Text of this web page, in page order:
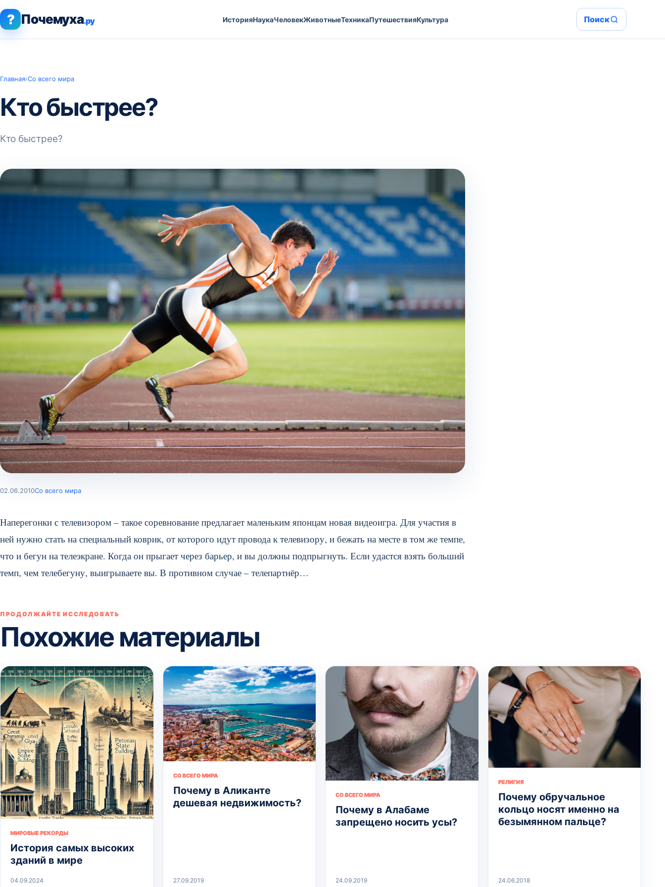
? Почемуха.ру ИсторияНаукаЧеловекЖивотныеТехникаПутешествияКультура Поиск
Главная›Со всего мира
Кто быстрее?
Кто быстрее?
02.06.2010Со всего мира
Наперегонки с телевизором – такое соревнование предлагает маленьким японцам новая видеоигра. Для участия в
ней нужно стать на специальный коврик, от которого идут провода к телевизору, и бежать на месте в том же темпе,
что и бегун на телеэкране. Когда он прыгает через барьер, и вы должны подпрыгнуть. Если удастся взять больший
темп, чем телебегуну, выигрываете вы. В противном случае – телепартнёр…
ПРОДОЛЖАЙТЕ ИССЛЕДОВАТЬ
Похожие материалы
МИРОВЫЕ РЕКОРДЫ
История самых высоких
зданий в мире
04.09.2024
СО ВСЕГО МИРА
Почему в Аликанте
дешевая недвижимость?
27.09.2019
СО ВСЕГО МИРА
Почему в Алабаме
запрещено носить усы?
24.09.2019
РЕЛИГИЯ
Почему обручальное
кольцо носят именно на
безымянном пальце?
24.06.2018